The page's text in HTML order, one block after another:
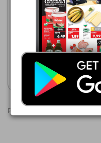
01.07.2026 - 31.08.2026
DORITOS
Покажи брошурата
Реклами